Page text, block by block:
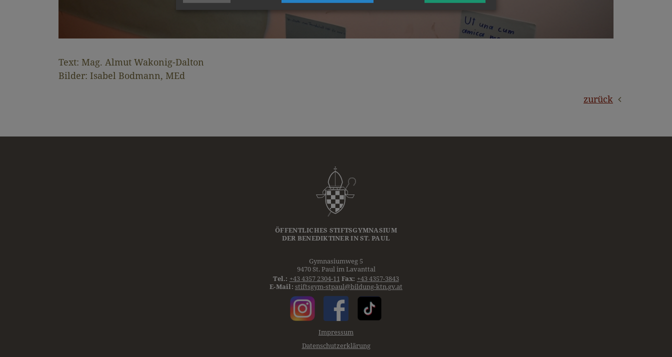
Text: Mag. Almut Wakonig-Dalton
Bilder: Isabel Bodmann, MEd
zurück
ÖFFENTLICHES STIFTSGYMNASIUM
DER BENEDIKTINERIN ST. PAUL
Gymnasiumweg 5
9470 St. Paul im Lavanttal
Tel.: +43 4357 2304-11 Fax: +43 4357-3843
E-Mail: stiftsgym-stpaul@bildung-ktn.gv.at
Impressum
Datenschutzerklärung